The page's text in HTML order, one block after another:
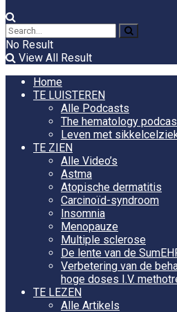
No Result
View All Result
Home
TE LUISTEREN
Alle Podcasts
The hematology
Leven met
TE ZIEN
Alle Video’s
Astma
Atopische dermatitis
Carcinoïd-syndroom
Insomnia
Menopauze
Multiple sclerose
De lente van de
Verbetering van de
hoge doses I.V.
TE LEZEN
Alle Artikels